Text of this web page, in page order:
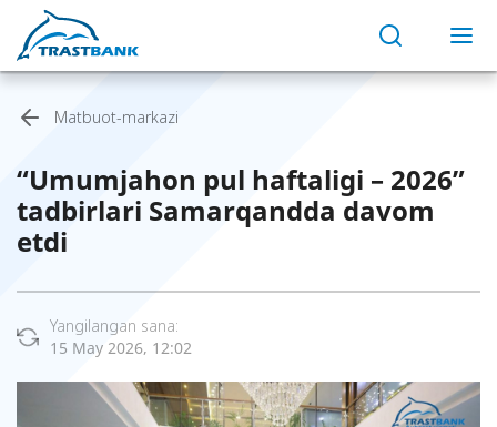
Matbuot-markazi
“Umumjahon pul haftaligi – 2026”
tadbirlari Samarqandda davom
etdi
Yangilangan sana:
15 May 2026, 12:02